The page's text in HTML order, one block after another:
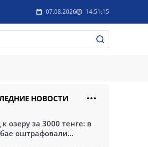
07.08.2026 14:51:15
НОВОСТИ
к озеру за 3000 тенге: в
оштрафовали...